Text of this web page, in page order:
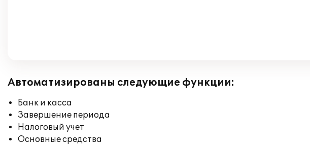
Автоматизированы следующие функции:
Банк и касса
Завершение периода
Налоговый учет
Основные средства